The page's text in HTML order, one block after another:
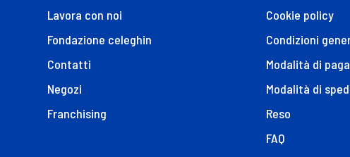
Lavora con noi
Fondazione celeghin
Contatti
Negozi
Franchising
Cookie policy
Condizioni
Modalità di
Modalità di
Reso
FAQ